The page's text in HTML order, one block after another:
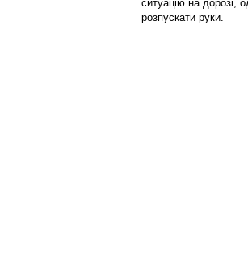
ситуацію на дорозі,
розпускати руки.